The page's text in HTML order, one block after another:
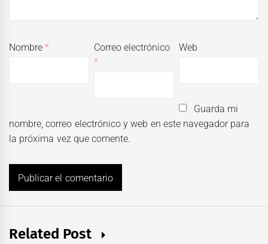
Nombre*
Correo electrónico
*
Web
Guarda mi
nombre, correo electrónico y web en este navegador para
la próxima vez que comente.
Related Post